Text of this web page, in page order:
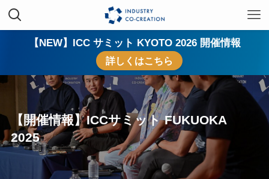
【NEW】ICC サミット KYOTO 2026 開催情報
詳しくはこちら
【開催情報】ICCサミット FUKUOKA
2025